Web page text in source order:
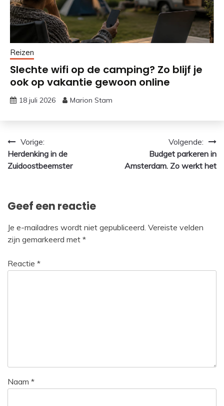
Reizen
Slechte wifi op de camping? Zo blijf je
ook op vakantie gewoon online
18 juli 2026 Marion Stam
Bericht
navigatie
Vorige:
Herdenking in de
Zuidoostbeemster
Volgende:
Budget parkeren in
Amsterdam. Zo werkt het
Geef een reactie
Je e-mailadres wordt niet gepubliceerd. Vereiste velden
zijn gemarkeerd met *
Reactie *
Naam *